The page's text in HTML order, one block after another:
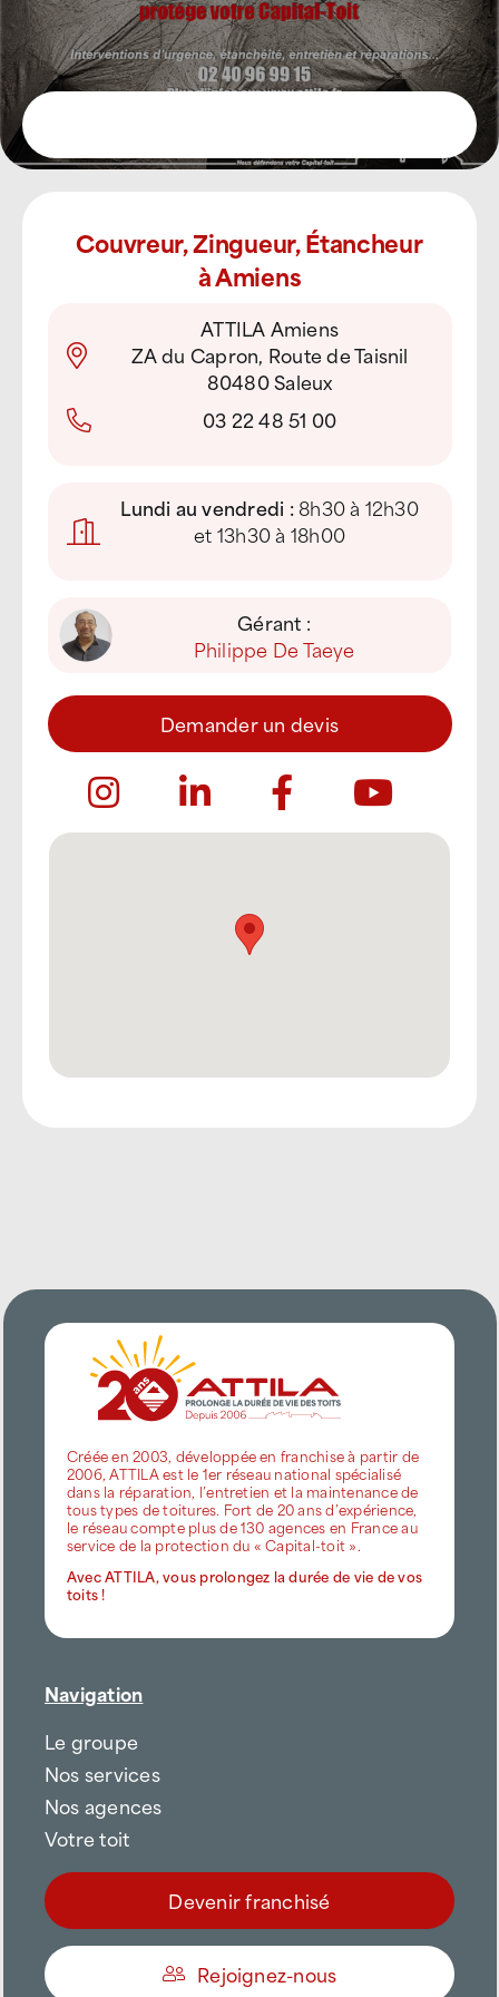
Couvreur, Zingueur, Étancheur
à Amiens
ATTILA Amiens
ZA du Capron, Route de Taisnil
80480 Saleux
03 22 48 51 00
Lundi au vendredi :8h30 à 12h30
et 13h30 à 18h00
Gérant :
Philippe De Taeye
Demander un devis
Créée en 2003, développée en franchise à partir de
2006, ATTILA est le 1er réseau national spécialisé
dans la réparation, l’entretien et la maintenance de
tous types de toitures. Fort de 20 ans d’expérience,
le réseau compte plus de 130 agences en France au
service de la protection du « Capital-toit ».
Avec ATTILA, vous prolongez la durée de vie de vos
toits !
Navigation
Le groupe
Nos services
Nos agences
Votre toit
Devenir franchisé
Rejoignez-nous